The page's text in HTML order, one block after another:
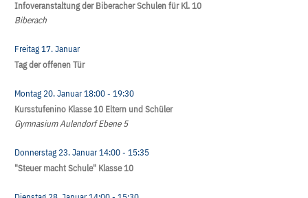
Infoveranstaltung der Biberacher Schulen für Kl. 10
Biberach
Freitag 17. Januar
Tag der offenen Tür
Montag 20. Januar18:00- 19:30
Kursstufenino Klasse 10 Eltern und Schüler
Gymnasium Aulendorf Ebene 5
Donnerstag 23. Januar14:00- 15:35
"Steuer macht Schule" Klasse 10